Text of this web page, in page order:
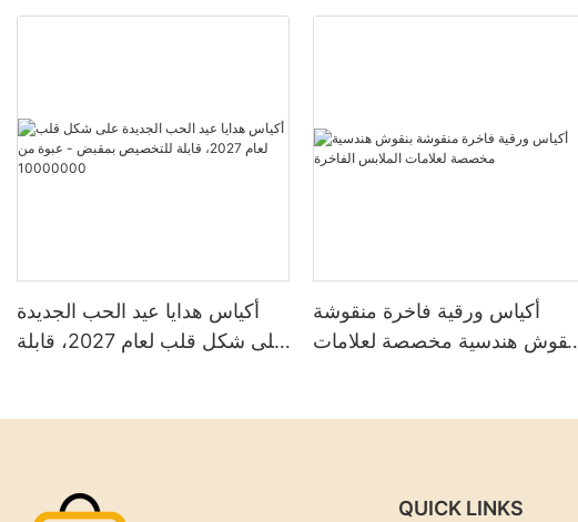
أكياس هدايا عيد الحب الجديدة
على شكل قلب لعام 2027، قابلة
أكياس ورقية فاخرة منقوشة
بنقوش هندسية مخصصة لعلامات
QUICK LINKS